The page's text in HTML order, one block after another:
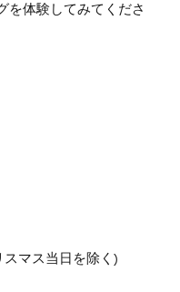
を体験してみてくださ
スマス当日を除く)